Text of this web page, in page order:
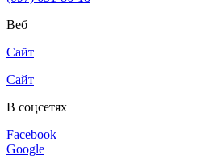
Веб
Сайт
Сайт
В соцсетях
Facebook
Google